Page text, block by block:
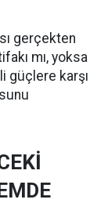
gerçekten
mı, yoksa
güçlere karşı